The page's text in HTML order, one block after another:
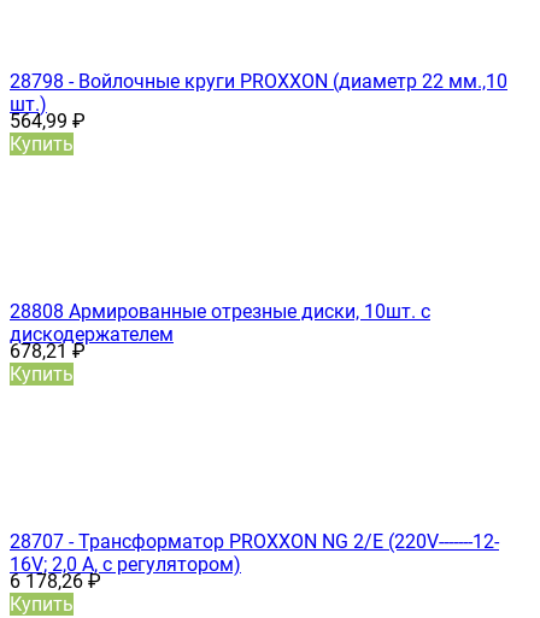
28798 - Войлочные круги PROXXON (диаметр 22 мм.,10
шт.)
564,99 ₽
Купить
28808 Армированные отрезные диски, 10шт. с
дискодержателем
678,21₽
Купить
28707 - Трансформатор PROXXON NG 2/Е (220V-------12-
16V; 2,0 А, с регулятором)
6 178,26₽
Купить